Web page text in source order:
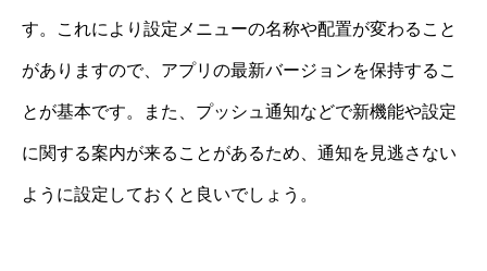
す。これにより設定メニューの名称や配置が変わること
がありますので、アプリの最新バージョンを保持するこ
とが基本です。また、プッシュ通知などで新機能や設定
に関する案内が来ることがあるため、通知を見逃さない
ように設定しておくと良いでしょう。